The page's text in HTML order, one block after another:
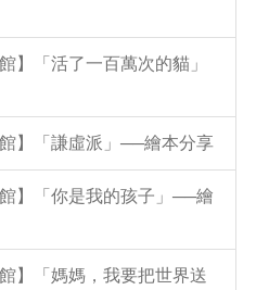
】「活了一百萬次的貓」
】「謙虛派」──繪本分享
】「你是我的孩子」──繪
】「媽媽，我要把世界送